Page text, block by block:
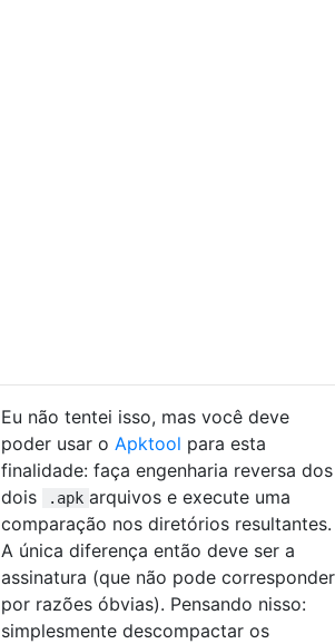
Eu não tentei isso, mas você deve
poder usar o Apktool para esta
finalidade: faça engenharia reversa dos
dois
.apk arquivos e execute uma
comparação nos diretórios resultantes.
A única diferença então deve ser a
assinatura (que não pode corresponder
por razões óbvias). Pensando nisso:
simplesmente descompactar os